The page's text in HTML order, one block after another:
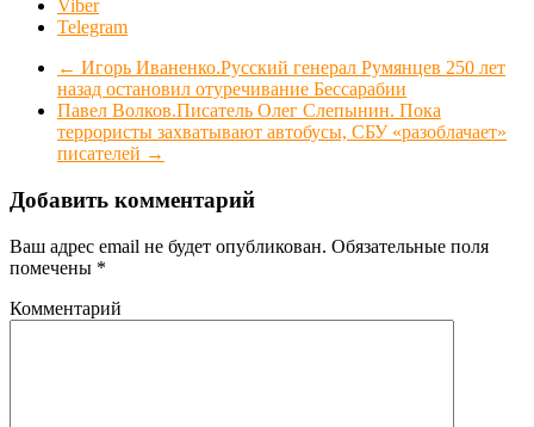
Viber
Telegram
← Игорь Иваненко.Русский генерал Румянцев 250 лет
назад остановил отуречивание Бессарабии
Павел Волков.Писатель Олег Слепынин. Пока
террористы захватывают автобусы, СБУ «разоблачает»
писателей →
Добавить комментарий
Ваш адрес email не будет опубликован. Обязательные поля
помечены *
Комментарий